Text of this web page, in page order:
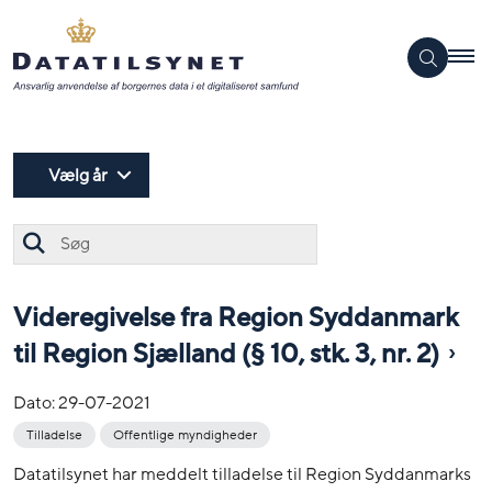
Vælg år
Videregivelse fra Region Syddanmark
til Region Sjælland (§ 10, stk. 3, nr. 2)
Dato:29-07-2021
Tilladelse Offentlige myndigheder
Datatilsynet har meddelt tilladelse til Region Syddanmarks